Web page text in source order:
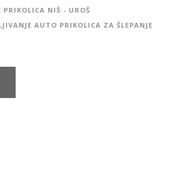
PRIKOLICA NIŠ - UROŠ
AUTO PRIKOLICA ZA ŠLEPANJE